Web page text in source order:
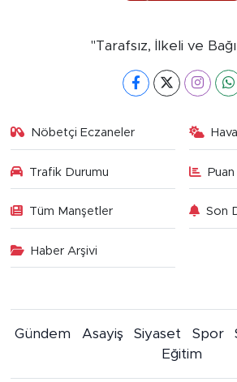
"Tarafsız, İlkeli ve
Nöbetçi Eczaneler
Trafik Durumu
Tüm Manşetler Son
Haber Arşivi
Gündem Asayiş Siyaset Spor
Eğitim